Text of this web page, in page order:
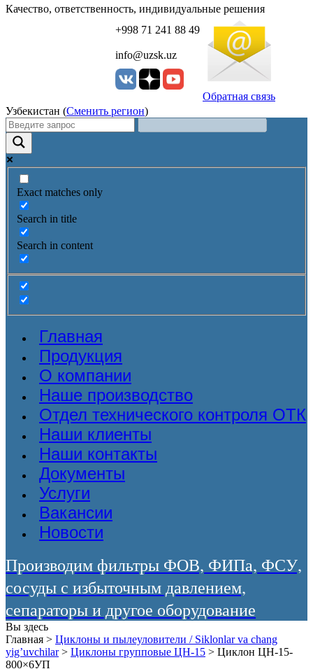
Качество, ответственность, индивидуальные решения
+998 71 241 88 49
info@uzsk.uz
Обратная связь
Узбекистан (Сменить регион)
Exact matches only
Search in title
Search in content
Главная
Продукция
О компании
Наше производство
Отдел технического контроля ОТК
Наши клиенты
Наши контакты
Документы
Услуги
Вакансии
Новости
Производим фильтры ФОВ, ФИПа, ФСУ,
сосуды с избыточным давлением,
сепараторы и другое оборудование
Вы здесь
Главная > Циклоны и пылеуловители / Siklonlar va chang
yig’uvchilar > Циклоны групповые ЦН-15 > Циклон ЦН-15-
800×6УП